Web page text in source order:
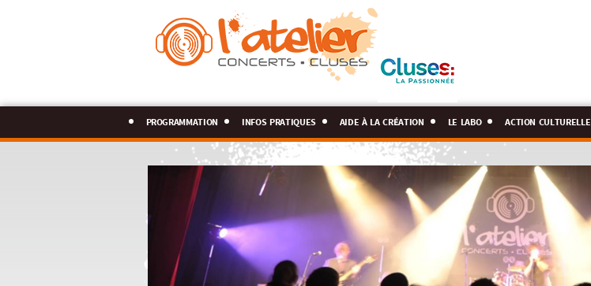
programmation infos pratiques aide à la création le labo action culturelle